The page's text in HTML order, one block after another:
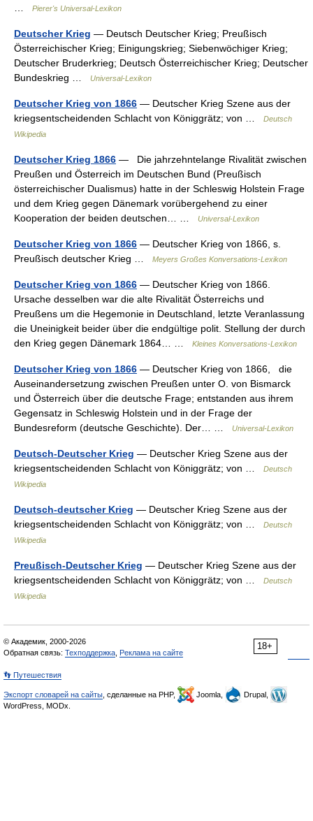
Pierer's Universal-Lexikon
Deutscher Krieg — Deutsch Deutscher Krieg; Preußisch
Österreichischer Krieg; Einigungskrieg; Siebenwöchiger Krieg;
Deutscher Bruderkrieg; Deutsch Österreichischer Krieg; Deutscher
Bundeskrieg …
Universal-Lexikon
Deutscher Krieg von 1866 — Deutscher Krieg Szene aus der
kriegsentscheidenden Schlacht von Königgrätz; von …
Deutsch
Wikipedia
Deutscher Krieg 1866 — Die jahrzehntelange Rivalität zwischen
Preußen und Österreich im Deutschen Bund (Preußisch
österreichischer Dualismus) hatte in der Schleswig Holstein Frage
und dem Krieg gegen Dänemark vorübergehend zu einer
Kooperation der beiden deutschen… …
Universal-Lexikon
Deutscher Krieg von 1866 — Deutscher Krieg von 1866, s.
Preußisch deutscher Krieg …
Meyers Großes Konversations-Lexikon
Deutscher Krieg von 1866 — Deutscher Krieg von 1866.
Ursache desselben war die alte Rivalität Österreichs und
Preußens um die Hegemonie in Deutschland, letzte Veranlassung
die Uneinigkeit beider über die endgültige polit. Stellung der durch
den Krieg gegen Dänemark 1864… …
Kleines Konversations-Lexikon
Deutscher Krieg von 1866 — Deutscher Krieg von 1866, die
Auseinandersetzung zwischen Preußen unter O. von Bismarck
und Österreich über die deutsche Frage; entstanden aus ihrem
Gegensatz in Schleswig Holstein und in der Frage der
Bundesreform (deutsche Geschichte). Der… …
Universal-Lexikon
Deutsch-Deutscher Krieg — Deutscher Krieg Szene aus der
kriegsentscheidenden Schlacht von Königgrätz; von …
Deutsch
Wikipedia
Deutsch-deutscher Krieg — Deutscher Krieg Szene aus der
kriegsentscheidenden Schlacht von Königgrätz; von …
Deutsch
Wikipedia
Preußisch-Deutscher Krieg — Deutscher Krieg Szene aus der
kriegsentscheidenden Schlacht von Königgrätz; von …
Deutsch
Wikipedia
18+
© Академик, 2000-2026
Обратная связь: Техподдержка Реклама на сайте
👣 Путешествия
Экспорт словарей на сайты , сделанные на PHP, Joomla,
Drupal,
WordPress, MODx.